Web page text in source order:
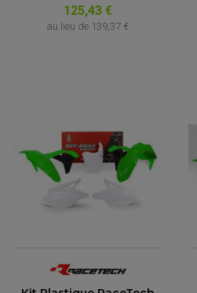
125,43 €
au lieu de 139,37 €